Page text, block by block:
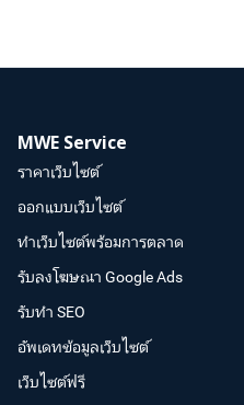
MWE Service
ราคาเว็บไซต์
ออกแบบเว็บไซต์
ทำเว็บไซต์พร้อมการตลาด
รับลงโฆษณา Google Ads
รับทำ SEO
อัพเดทข้อมูลเว็บไซต์
เว็บไซต์ฟรี